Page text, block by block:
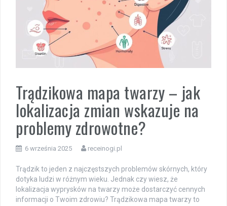
Trądzikowa mapa twarzy – jak
lokalizacja zmian wskazuje na
problemy zdrowotne?
6 września 2025 receinogi.pl
Trądzik to jeden z najczęstszych problemów skórnych, który
dotyka ludzi w różnym wieku. Jednak czy wiesz, że
lokalizacja wyprysków na twarzy może dostarczyć cennych
informacji o Twoim zdrowiu? Trądzikowa mapa twarzy to